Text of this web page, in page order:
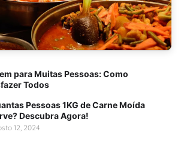
para Muitas Pessoas: Como
Todos
Pessoas 1KG de Carne Moída
Descubra Agora!
12, 2024